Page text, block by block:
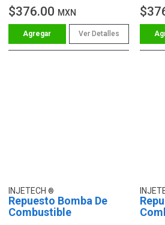
$376.00 MXN
Ver Detalles
INJETECH
Repuesto Bomba De
Combustible